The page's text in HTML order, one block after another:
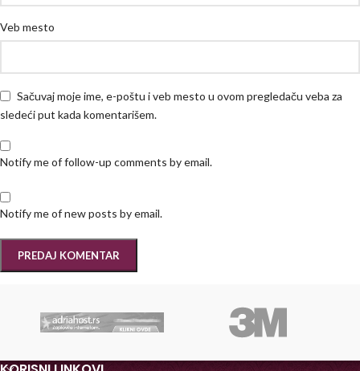
Veb mesto
Sačuvaj moje ime, e-poštu i veb mesto u ovom pregledaču veba za
sledeći put kada komentarišem.
Notify me of follow-up comments by email.
Notify me of new posts by email.